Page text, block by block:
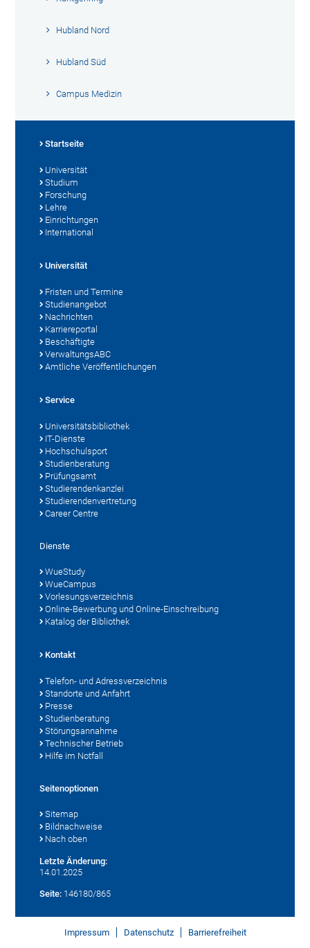
Hubland Nord
Hubland Süd
Campus Medizin
Startseite
Universität
Studium
Forschung
Lehre
Einrichtungen
International
Universität
Fristen und Termine
Studienangebot
Nachrichten
Karriereportal
Beschäftigte
VerwaltungsABC
Amtliche Veröffentlichungen
Service
Universitätsbibliothek
IT-Dienste
Hochschulsport
Studienberatung
Prüfungsamt
Studierendenkanzlei
Studierendenvertretung
Career Centre
Dienste
WueStudy
WueCampus
Vorlesungsverzeichnis
Online-Bewerbung und Online-Einschreibung
Katalog der Bibliothek
Kontakt
Telefon- und Adressverzeichnis
Standorte und Anfahrt
Presse
Studienberatung
Störungsannahme
Technischer Betrieb
Hilfe im Notfall
Seitenoptionen
Sitemap
Bildnachweise
Nach oben
Letzte Änderung:
14.01.2025
Seite: 146180/865
Impressum Datenschutz Barrierefreiheit